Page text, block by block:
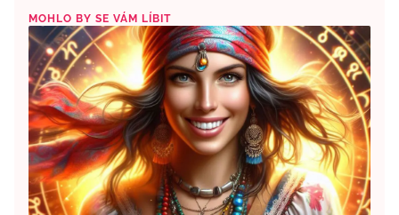
MOHLO BY SE VÁM LÍBIT